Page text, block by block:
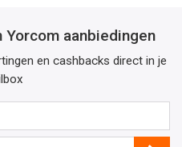
aanbiedingen
en cashbacks direct in je